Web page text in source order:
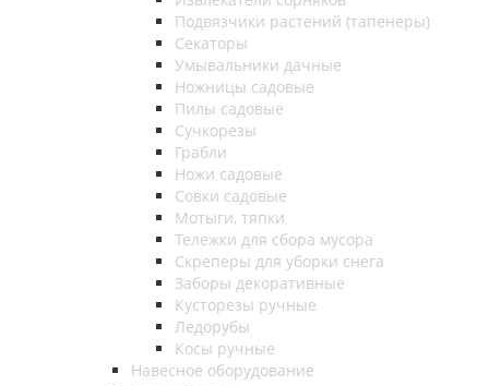
Подвязчики растений (тапенеры)
Секаторы
Умывальники дачные
Ножницы садовые
Пилы садовые
Сучкорезы
Грабли
Ножи садовые
Совки садовые
Мотыги, тяпки
Тележки для сбора мусора
Скреперы для уборки снега
Заборы декоративные
Кусторезы ручные
Ледорубы
Косы ручные
Навесное оборудование